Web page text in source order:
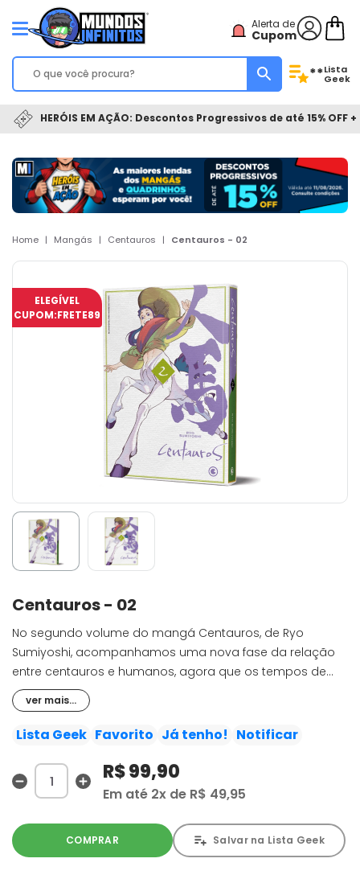
Alerta de
Cupom
**Lista
Geek
HERÓIS EM AÇÃO: Descontos Progressivos de até 15% OFF
Home | Mangás | Centauros | Centauros - 02
ELEGÍVEL
CUPOM:FRETE89
Centauros - 02
No segundo volume do mangá Centauros, de Ryo
Sumiyoshi, acompanhamos uma nova fase da relação
entre centauros e humanos, agora que os tempos de
guerra chegaram ao fim. Após finalmente descerem a
montanha, Tanikaze e Gonta procuram seus lugares
nesse novo mundo em que as duas raças convivem em
passado e descobrir como lidar com os desafios da
sociedade moderna.
ver mais...
Lista Geek Favorito Já tenho! Notificar
R$ 99,90
Em até 2x de R$ 49,95
COMPRAR Salvar na Lista Geek